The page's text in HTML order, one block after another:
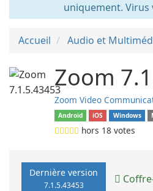
uniquement. Virus
Accueil Audio et
Zoom
Zoom Video
Android iOS Windows
hors 18 votes
Dernière version
7.1.5.43453